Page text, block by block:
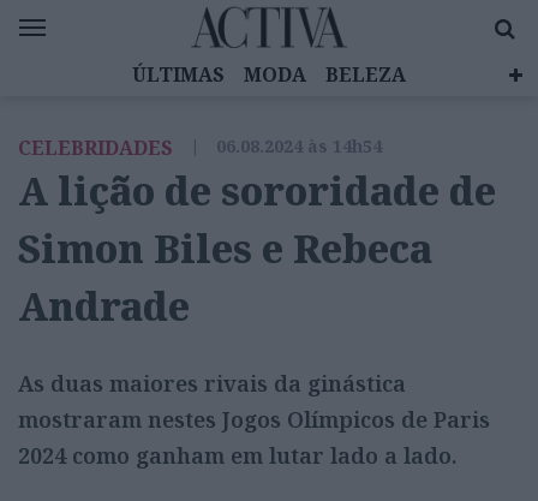
ÚLTIMAS MODA
BELEZA
EMOÇÕES
MULHERES INSPIRADORAS
DIZ QUEM SABE
ACTIVA BRAND STUDIO
CELEBRIDADES | 06.08.2024 às 14h54
A lição de sororidade de
Simon Biles e Rebeca
Andrade
As duas maiores rivais da ginástica
mostraram nestes Jogos Olímpicos de Paris
2024 como ganham em lutar lado a lado.